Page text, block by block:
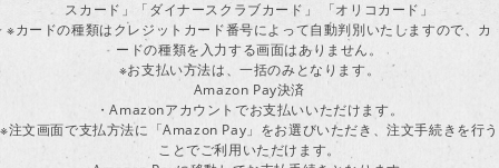
スカード」「ダイナースクラブカード」 「オリコカード」
※カードの種類はクレジットカード番号によって自動判別いたしますので、カ
ードの種類を入力する画面はありません。
※お支払い方法は、一括のみとなります。
Amazon Pay決済
・Amazonアカウントでお支払いいただけます。
※注文画面で支払方法に「Amazon Pay」をお選びいただき、注文手続きを行う
ことでご利用いただけます。